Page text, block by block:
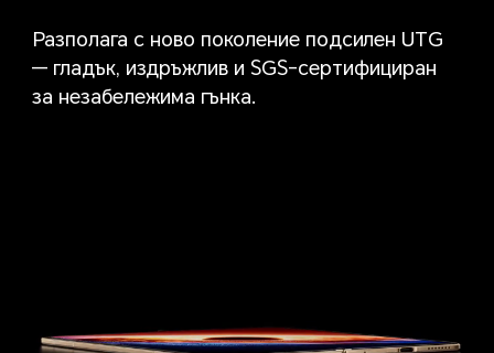
Разполага с ново поколение подсилен UTG
— гладък, издръжлив и SGS-сертифициран
за незабележима гънка.